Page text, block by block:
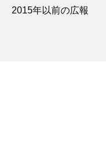
2015年以前の広報